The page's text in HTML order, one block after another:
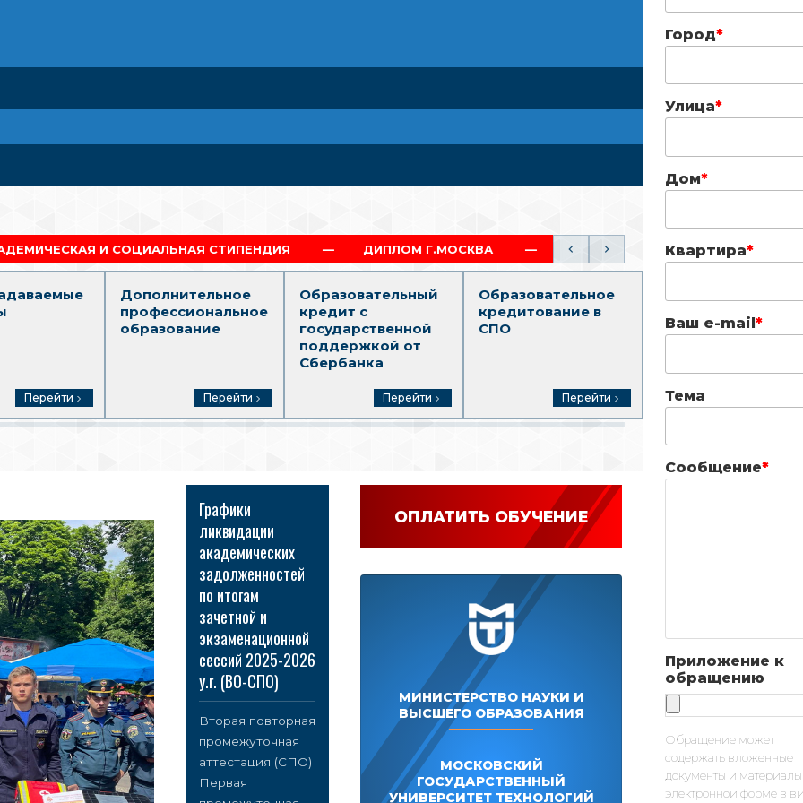
СТИПЕНДИЯ ДИПЛОМ Г.МОСКВА ПОЛНЫЙ ОБРАЗОВАТЕЛЬНЫЙ ТРЕК (СПО-ВО)
Перейти
Дополнительное
профессиональное
образование
Перейти
Образовательный
кредит с
государственной
поддержкой от
Сбербанка
Перейти
Образовательное
кредитование в
СПО
Перейти
образование
ОПЛАТИТЬ ОБУЧЕНИЕ
МИНИСТЕРСТВО НАУКИ И
ВЫСШЕГО ОБРАЗОВАНИЯ
МОСКОВСКИЙ
ГОСУДАРСТВЕННЫЙ
УНИВЕРСИТЕТ ТЕХНОЛОГИЙ
Графики
ликвидации
академических
задолженностей
по итогам
зачетной и
экзаменационной
сессий 2025-2026
у.г. (ВО-СПО)
Вторая повторная
промежуточная
аттестация (СПО)
Первая
Город*
Улица*
Дом*
Квартира*
Ваш e-mail*
Тема
Сообщение*
Приложение к
обращению
Обращение может
содержать вложенные
документы и
электронной форме в